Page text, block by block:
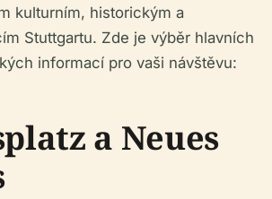
kulturním, historickým a
Stuttgartu. Zde je výběr hlavních
informací pro vaši návštěvu:
a Neues